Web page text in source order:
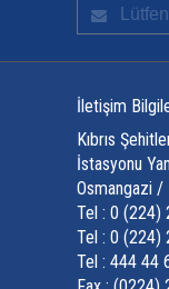
İletişim
Kıbrıs
İstasyonu
Osmangazi /
Tel : 0 (224)
Tel : 0 (224)
Tel : 444 44